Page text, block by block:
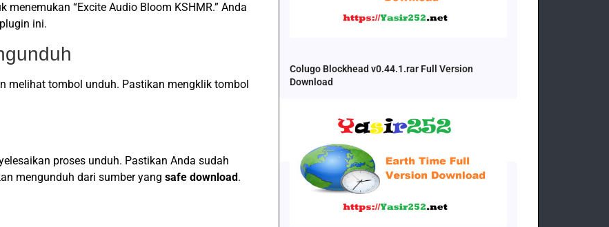
“Excite Audio Bloom KSHMR.” Anda
ini.
melihat tombol unduh. Pastikan mengklik tombol
proses unduh. Pastikan Anda sudah
mengunduh dari sumber yang safe download .
Colugo Blockhead v0.44.1.rar Full Version
Download